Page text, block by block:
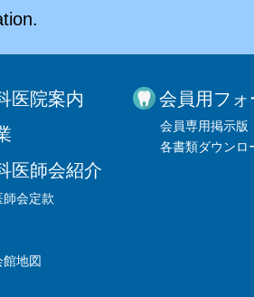
医院案内
医師会紹介
師会定款
地図
会員用フォ
会員専用掲示版
各書類ダウンロ